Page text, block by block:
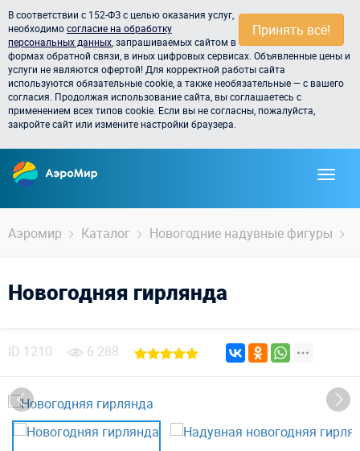
Принять всё!
В соответствии с 152-ФЗ с целью оказания услуг,
необходимосогласие на обработку
персональных данных , запрашиваемых сайтом в
формах обратной связи, в иных цифровых сервисах. Объявленные цены и
услуги не являются офертой! Для корректной работы сайта
используются обязательные cookie, а также необязательные — с вашего
согласия. Продолжая использование сайта, вы соглашаетесь с
применением всех типов cookie. Если вы не согласны, пожалуйста,
закройте сайт или измените настройки браузера.
Аэромир Каталог Новогодние надувные фигуры
Новогодняя гирлянда
ID 1210 6 288